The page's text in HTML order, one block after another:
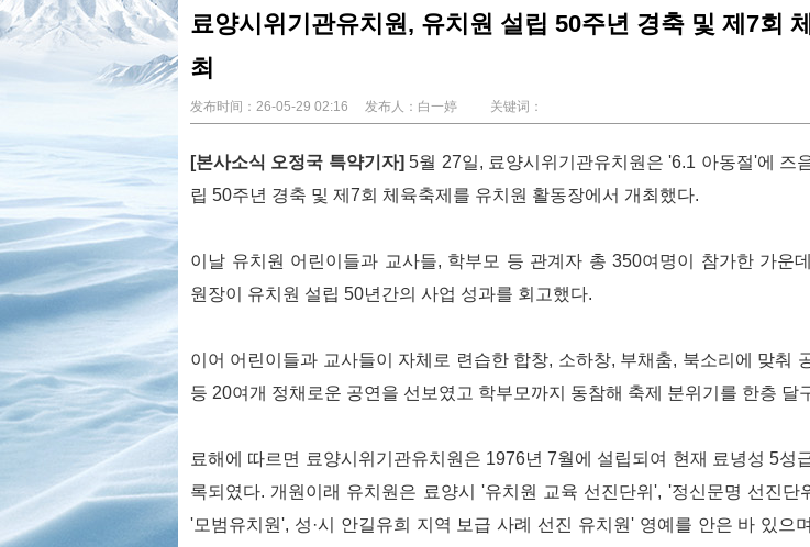
료양시위기관유치원, 유치원 설립 50주년 경축 및 제7회
최
发布时间： 26-05-29 02:16 发布人： 白一婷 关键词：
[본사소식 오정국 특약기자]5월 27일, 료양시위기관유치원은 '6.1 아동절'에 즈
립 50주년 경축 및 제7회 체육축제를 유치원 활동장에서 개최했다.
이날 유치원 어린이들과 교사들, 학부모 등 관계자 총 350여명이 참가한 가운
원장이 유치원 설립 50년간의 사업 성과를 회고했다.
이어 어린이들과 교사들이 자체로 련습한 합창, 소하창, 부채춤, 북소리에 맞춰
등 20여개 정채로운 공연을 선보였고 학부모까지 동참해 축제 분위기를 한층 달
료해에 따르면 료양시위기관유치원은 1976년 7월에 설립되여 현재 료녕성 5성
록되였다. 개원이래 유치원은 료양시 '유치원 교육 선진단위', '정신문명 선진단
'모범유치원', 성·시 안길유희 지역 보급 사례 선진 유치원' 영예를 안은 바 있으